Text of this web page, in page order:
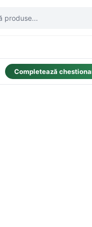
Completează